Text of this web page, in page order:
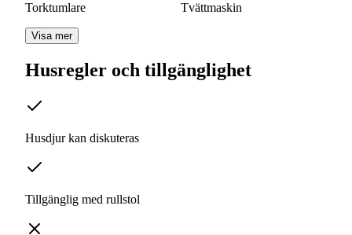
Torktumlare Tvättmaskin
Visa mer
Husregler och tillgänglighet
Husdjur kan diskuteras
Tillgänglig med rullstol